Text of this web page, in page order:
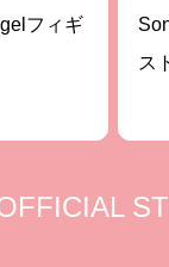
フィギ
ス